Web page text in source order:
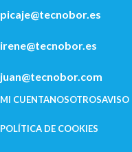
picaje@tecnobor.es
irene@tecnobor.es
juan@tecnobor.com
MI CUENTANOSOTROSAVISO
POLÍTICA DE COOKIES